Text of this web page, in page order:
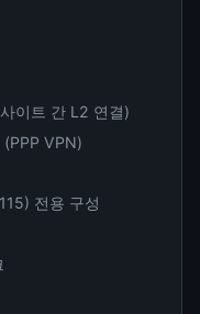
이트 간 L2 연결)
VPN)
전용 구성